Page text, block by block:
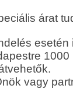
árat
vagy